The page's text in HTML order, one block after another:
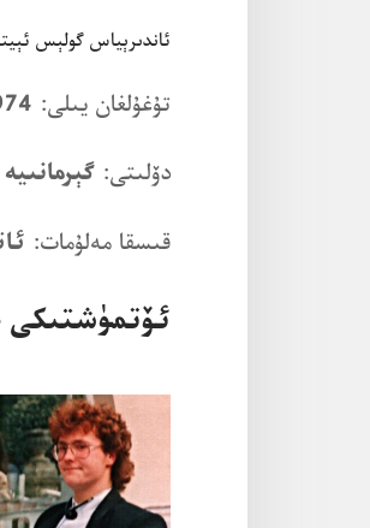
ئاندىرېياس گولېس
تۇ‌غۇ‌لغان يىلى:‏
دۆلىتى:‏
قىسقا مە‌لۇ‌مات:‏
ئۆتمۈشتىكى